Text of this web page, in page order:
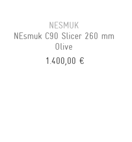
NESMUK
NEsmuk C90 Slicer 260 mm
Olive
1.400,00 €